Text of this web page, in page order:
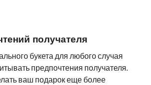
получателя
букета для любого случая
предпочтения получателя.
ваш подарок еще более